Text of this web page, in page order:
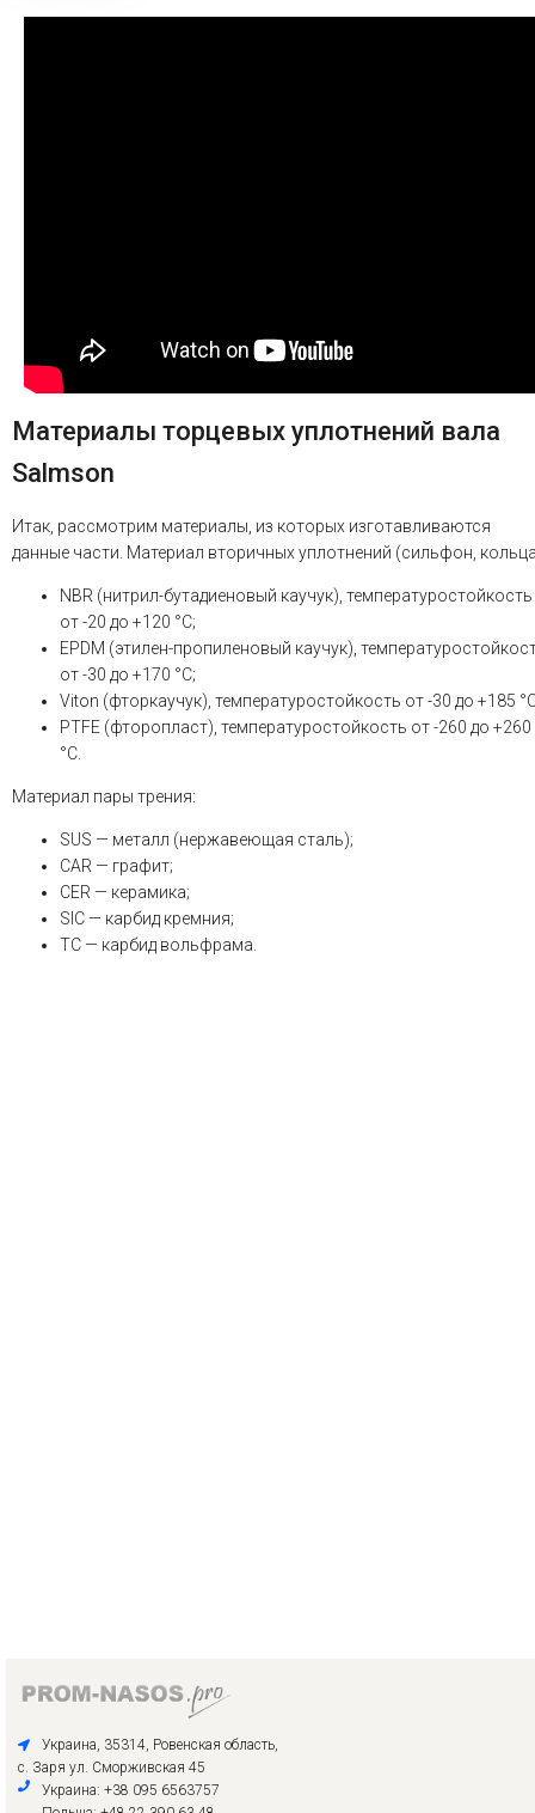
Материалы торцевых уплотнений вала
Salmson
Итак, рассмотрим материалы, из которых изготавливаются
данные части. Материал вторичных уплотнений (сильфон,
NBR (нитрил-бутадиеновый каучук), температуростойкость
от -20 до +120 °С;
EPDM (этилен-пропиленовый каучук),
от -30 до +170 °С;
Viton (фторкаучук), температуростойкость от -30 до +185
PTFE (фторопласт), температуростойкость от -260 до +260
°С.
Материал пары трения:
SUS — металл (нержавеющая сталь);
CAR — графит;
CER — керамика;
SIC — карбид кремния;
TС — карбид вольфрама.
Украина, 35314, Ровенская область,
с. Заря ул. Сморживская 45
Украина: +38 095 6563757